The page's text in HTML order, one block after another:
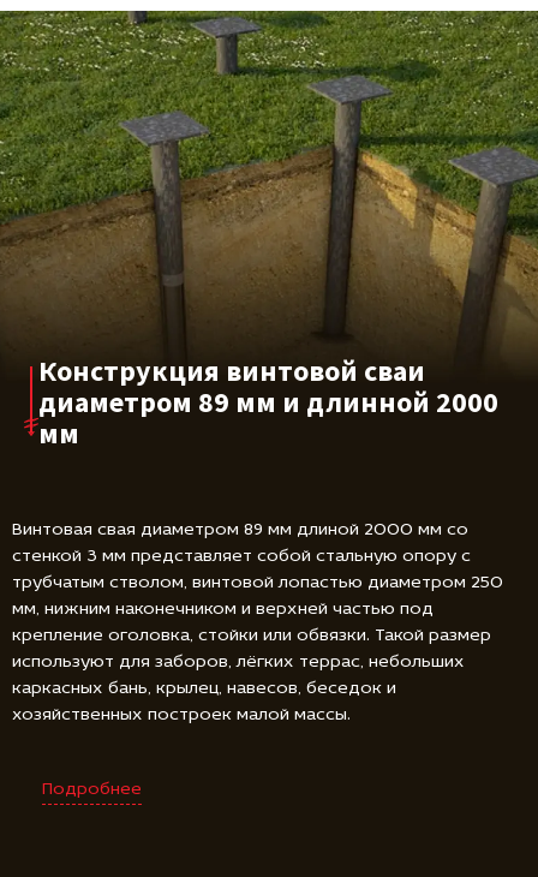
Конструкция винтовой сваи
диаметром 89 мм и длинной 2000
мм
Винтовая свая диаметром 89 мм длиной 2000 мм со
стенкой 3 мм представляет собой стальную опору с
трубчатым стволом, винтовой лопастью диаметром 250
мм, нижним наконечником и верхней частью под
крепление оголовка, стойки или обвязки. Такой размер
используют для заборов, лёгких террас, небольших
каркасных бань, крылец, навесов, беседок и
хозяйственных построек малой массы.
Подробнее